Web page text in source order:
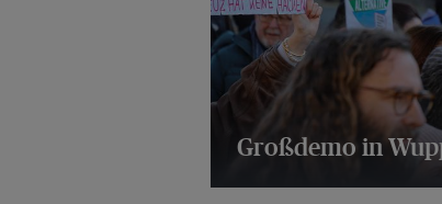
Großdemo in